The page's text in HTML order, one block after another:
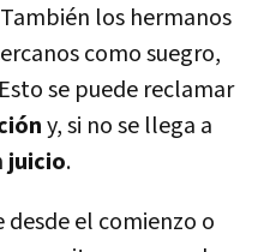
los hermanos
como suegro,
se puede reclamar
y, si no se llega a
juicio.
desde el comienzo o